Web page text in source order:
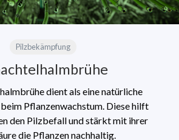
Pilzbekämpfung
dient als eine natürliche
Pflanzenwachstum. Diese hilft
den Pilzbefall und stärkt mit ihrer
die Pflanzen nachhaltig.